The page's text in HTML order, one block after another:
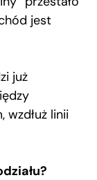
jest
już
linii